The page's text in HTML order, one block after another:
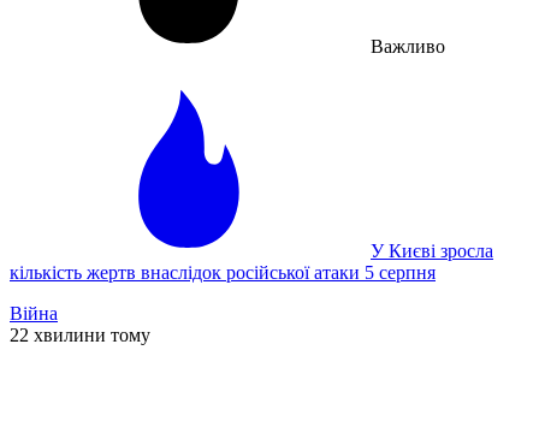
Важливо
У Києві зросла
кількість жертв внаслідок російської атаки 5 серпня
Війна
22 хвилини тому